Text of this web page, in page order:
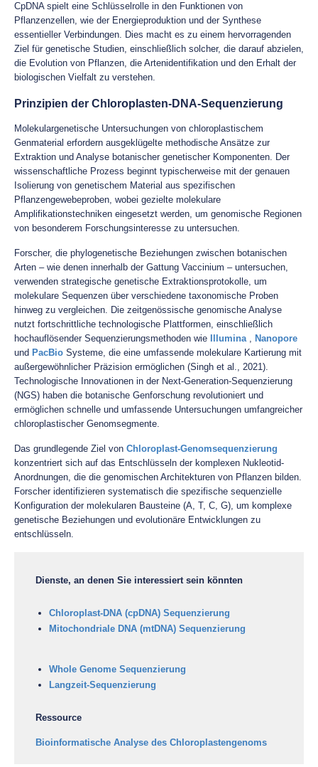
CpDNA spielt eine Schlüsselrolle in den Funktionen von
Pflanzenzellen, wie der Energieproduktion und der Synthese
essentieller Verbindungen. Dies macht es zu einem hervorragenden
Ziel für genetische Studien, einschließlich solcher, die darauf abzielen,
die Evolution von Pflanzen, die Artenidentifikation und den Erhalt der
biologischen Vielfalt zu verstehen.
Prinzipien der Chloroplasten-DNA-Sequenzierung
Molekulargenetische Untersuchungen von chloroplastischem
Genmaterial erfordern ausgeklügelte methodische Ansätze zur
Extraktion und Analyse botanischer genetischer Komponenten. Der
wissenschaftliche Prozess beginnt typischerweise mit der genauen
Isolierung von genetischem Material aus spezifischen
Pflanzengewebeproben, wobei gezielte molekulare
Amplifikationstechniken eingesetzt werden, um genomische Regionen
von besonderem Forschungsinteresse zu untersuchen.
Forscher, die phylogenetische Beziehungen zwischen botanischen
Arten – wie denen innerhalb der Gattung Vaccinium – untersuchen,
verwenden strategische genetische Extraktionsprotokolle, um
molekulare Sequenzen über verschiedene taxonomische Proben
hinweg zu vergleichen. Die zeitgenössische genomische Analyse
nutzt fortschrittliche technologische Plattformen, einschließlich
hochauflösender Sequenzierungsmethoden wie
Illumina , Nanopore
und PacBio Systeme, die eine umfassende molekulare Kartierung mit
außergewöhnlicher Präzision ermöglichen (Singh et al., 2021).
Technologische Innovationen in der Next-Generation-Sequenzierung
(NGS) haben die botanische Genforschung revolutioniert und
ermöglichen schnelle und umfassende Untersuchungen umfangreicher
chloroplastischer Genomsegmente.
Das grundlegende Ziel von Chloroplast-Genomsequenzierung
konzentriert sich auf das Entschlüsseln der komplexen Nukleotid-
Anordnungen, die die genomischen Architekturen von Pflanzen bilden.
Forscher identifizieren systematisch die spezifische sequenzielle
Konfiguration der molekularen Bausteine (A, T, C, G), um komplexe
genetische Beziehungen und evolutionäre Entwicklungen zu
entschlüsseln.
Dienste, an denen Sie interessiert sein könnten
Chloroplast-DNA (cpDNA) Sequenzierung
Mitochondriale DNA (mtDNA) Sequenzierung
Whole Genome Sequenzierung
Langzeit-Sequenzierung
Ressource
Bioinformatische Analyse des Chloroplastengenoms